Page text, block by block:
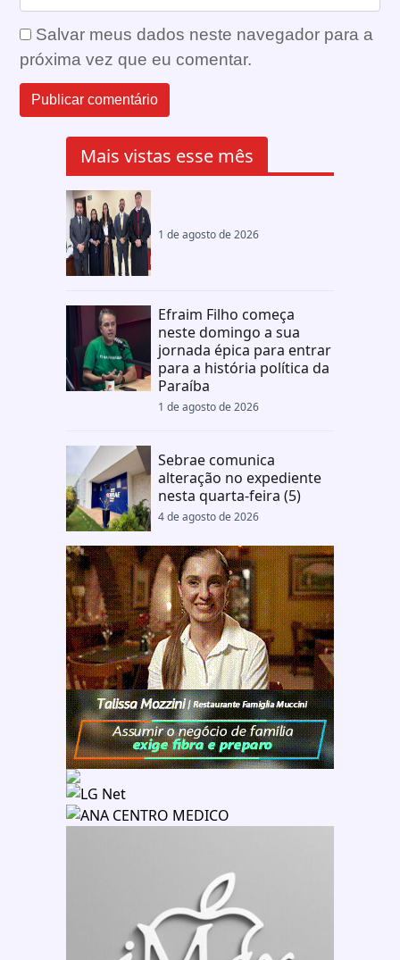
Salvar meus dados neste navegador para a
próxima vez que eu comentar.
Mais vistas esse mês
1 de agosto de 2026
Efraim Filho começa
neste domingo a sua
jornada épica para entrar
para a história política da
Paraíba
1 de agosto de 2026
Sebrae comunica
alteração no expediente
nesta quarta-feira (5)
4 de agosto de 2026